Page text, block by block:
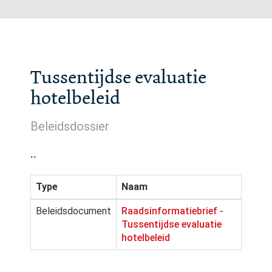
Tussentijdse evaluatie
hotelbeleid
Beleidsdossier
..
Type Naam
Beleidsdocument
Raadsinformatiebrief -
Tussentijdse evaluatie
hotelbeleid